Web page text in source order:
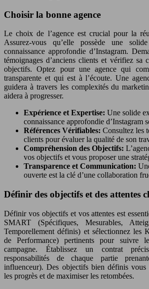
Choisir la bonne agence
Le choix de l’agence est crucial pour la
Assurez-vous qu’elle possède une
connaissance approfondie d’Instagram.
témoignages d’anciens clients et vérifiez sa
objectifs. Optez pour une agence qui
transparente et qui est à l’écoute. Une
guidera à travers les complexités du
aidera à progresser.
Expérience et Expertise: Une solide
connaissance approfondie d’Instagram
Références Vérifiables: Consultez les
clients pour évaluer la qualité de son
Compréhension des Objectifs:
vos objectifs et vous proposer une
Transparence et Communication:
ouverte est la clé d’une collaboration
Définir des objectifs et des attentes
Définir vos objectifs et vos attentes est
SMART (Spécifiques, Mesurables,
Temporellement définis) et sélectionnez les
de Performance) pertinents pour suivre
campagne. Établissez un contrat
responsabilités de chaque partie
influenceur). Des objectifs bien définis vous
les progrès et de maximiser les retombées.